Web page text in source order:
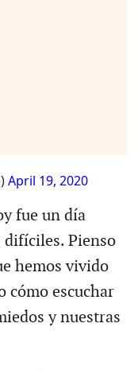
April 19, 2020
fue un día
Pienso
hemos vivido
cómo escuchar
y nuestras